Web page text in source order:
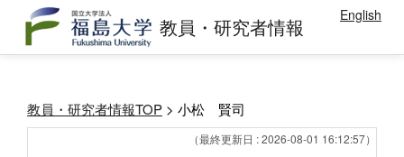
教員・研究者情報 English
教員・研究者情報TOP > 小松 賢司
（最終更新日 : 2026-08-01 16:12:57）